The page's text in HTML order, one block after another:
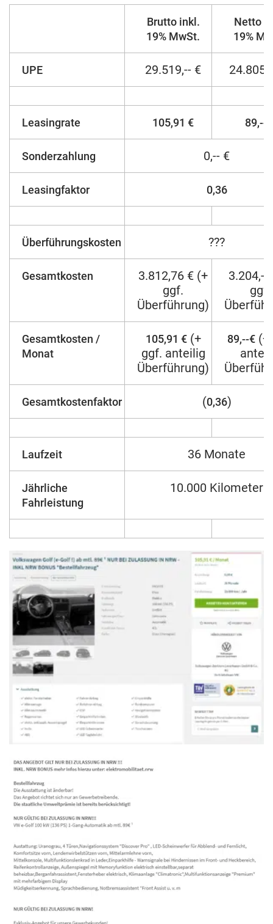
Brutto inkl.
19% MwSt.
Netto
19%
UPE 29.519,-- €
Leasingrate 105,91 € 89,--
Sonderzahlung 0,-- €
Leasingfaktor 0,36
Überführungskosten ???
Gesamtkosten
3.812,76 € (+
ggf.
Überführung)
3.204,--
ggf.
Gesamtkosten /
Monat
105,91 €(+
ggf. anteilig
Überführung)
89,--€ (+
Gesamtkostenfaktor (0,36)
Laufzeit 36 Monate
Jährliche
Fahrleistung
10.000 Kilometer